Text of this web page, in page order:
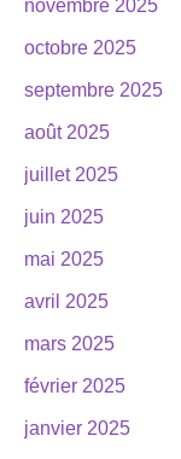
novembre 2025
octobre 2025
septembre 2025
août 2025
juillet 2025
juin 2025
mai 2025
avril 2025
mars 2025
février 2025
janvier 2025